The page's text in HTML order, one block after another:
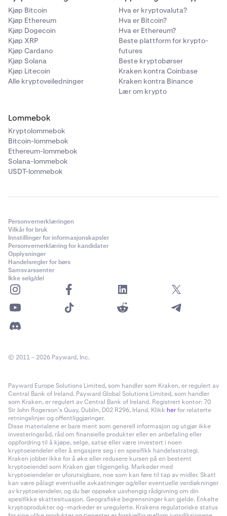
Kjøp Bitcoin
Kjøp Ethereum
Kjøp Dogecoin
Kjøp XRP
Kjøp Cardano
Kjøp Solana
Kjøp Litecoin
Alle kryptoveiledninger
Hva er kryptovaluta?
Hva er Bitcoin?
Hva er Ethereum?
Beste plattform for krypto-
futures
Beste kryptobørser
Kraken kontra Coinbase
Kraken kontra Binance
Lær om krypto
Lommebok
Kryptolommebok
Bitcoin-lommebok
Ethereum-lommebok
Solana-lommebok
USDT-lommebok
Personvernerklæringen
Vilkår for bruk
Innstillinger for informasjonskapsler
Personvernerklæring for kandidater
Opplysninger
Handelsregler for børs
Samsvarssenter
Ikke selg/del
© 2011 – 2026 Payward, Inc.
Payward Europe Solutions Limited, som handler som Kraken, er regulert av
Central Bank of Ireland. Payward Global Solutions Limited, som handler
som Kraken, er regulert av Central Bank of Ireland. Registrert kontor: 70
Sir John Rogerson’s Quay, Dublin, D02 R296, Irland. Klikk herfor relaterte
retningslinjer og offentliggjøringer.
Disse materialene er bare ment som generell informasjon og utgjør ikke
investeringsråd, råd om finansielle produkter eller en anbefaling eller
oppfordring til å kjøpe, selge, satse eller være investert i noen
kryptoeiendeler eller å engasjere seg i en spesifikk handelsstrategi.
Kraken jobber ikke for å øke eller redusere kursen på en bestemt
kryptoeiendel som Kraken gjør tilgjengelig. Markeder med
kryptoeiendeler er uforutsigbare, noe som kan føre til tap av midler. Skatt
kan være pålagt eventuelle avkastninger og/eller eventuelle verdiøkninger
av kryptoeiendeler, og du bør oppsøke uavhengig rådgivning om din
spesifikke skattesituasjon. Geografiske begrensninger kan gjelde. Enkelte
kryptoprodukter og -markeder er uregulerte. Krakens regulatoriske status